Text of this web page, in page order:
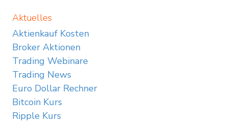
Aktuelles
Aktienkauf Kosten
Broker Aktionen
Trading Webinare
Trading News
Euro Dollar Rechner
Bitcoin Kurs
Ripple Kurs